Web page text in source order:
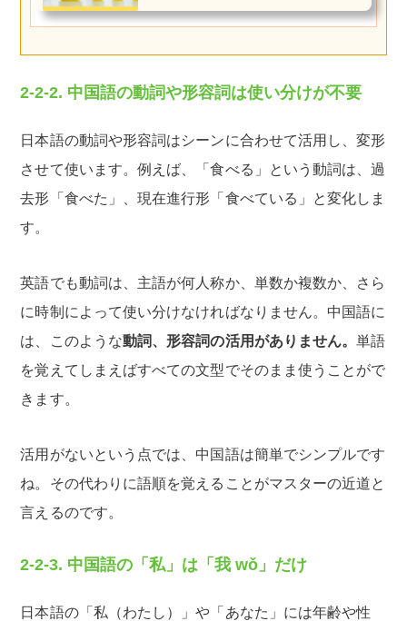
2-2-2. 中国語の動詞や形容詞は使い分けが不要
日本語の動詞や形容詞はシーンに合わせて活用し、変形
させて使います。例えば、「食べる」という動詞は、過
去形「食べた」、現在進行形「食べている」と変化しま
す。
英語でも動詞は、主語が何人称か、単数か複数か、さら
に時制によって使い分けなければなりません。中国語に
は、このような動詞、形容詞の活用がありません。単語
を覚えてしまえばすべての文型でそのまま使うことがで
きます。
活用がないという点では、中国語は簡単でシンプルです
ね。その代わりに語順を覚えることがマスターの近道と
言えるのです。
2-2-3. 中国語の「私」は「我 wǒ」だけ
日本語の「私（わたし）」や「あなた」には年齢や性